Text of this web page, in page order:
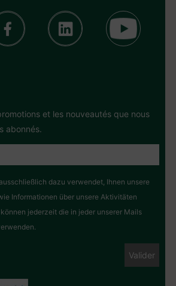
et les nouveautés que nous
abonnés.
dazu verwendet, Ihnen unsere
Informationen über unsere Aktivitäten
jederzeit die in jeder unserer Mails